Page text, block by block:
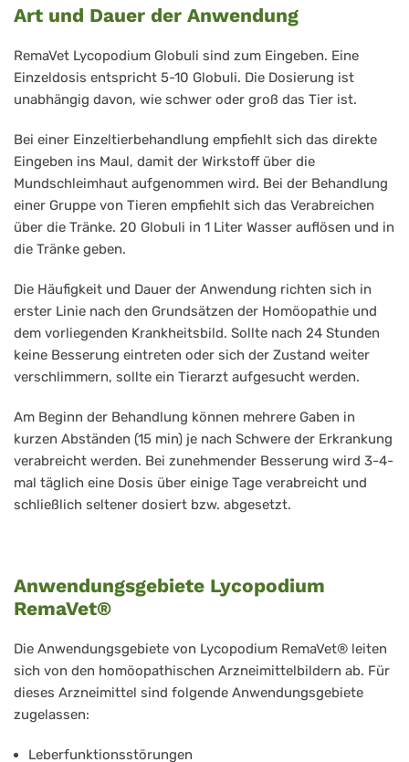
Art und Dauer der Anwendung
RemaVet Lycopodium Globuli sind zum Eingeben. Eine
Einzeldosis entspricht 5-10 Globuli. Die Dosierung ist
unabhängig davon, wie schwer oder groß das Tier ist.
Bei einer Einzeltierbehandlung empfiehlt sich das direkte
Eingeben ins Maul, damit der Wirkstoff über die
Mundschleimhaut aufgenommen wird. Bei der Behandlung
einer Gruppe von Tieren empfiehlt sich das Verabreichen
über die Tränke. 20 Globuli in 1 Liter Wasser auflösen und in
die Tränke geben.
Die Häufigkeit und Dauer der Anwendung richten sich in
erster Linie nach den Grundsätzen der Homöopathie und
dem vorliegenden Krankheitsbild. Sollte nach 24 Stunden
keine Besserung eintreten oder sich der Zustand weiter
verschlimmern, sollte ein Tierarzt aufgesucht werden.
Am Beginn der Behandlung können mehrere Gaben in
kurzen Abständen (15 min) je nach Schwere der Erkrankung
verabreicht werden. Bei zunehmender Besserung wird 3-4-
mal täglich eine Dosis über einige Tage verabreicht und
schließlich seltener dosiert bzw. abgesetzt.
Anwendungsgebiete Lycopodium
RemaVet®
Die Anwendungsgebiete von Lycopodium RemaVet® leiten
sich von den homöopathischen Arzneimittelbildern ab. Für
dieses Arzneimittel sind folgende Anwendungsgebiete
zugelassen:
Leberfunktionsstörungen